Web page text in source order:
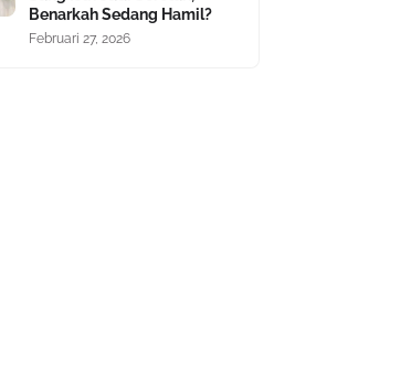
Benarkah Sedang Hamil?
Februari 27, 2026